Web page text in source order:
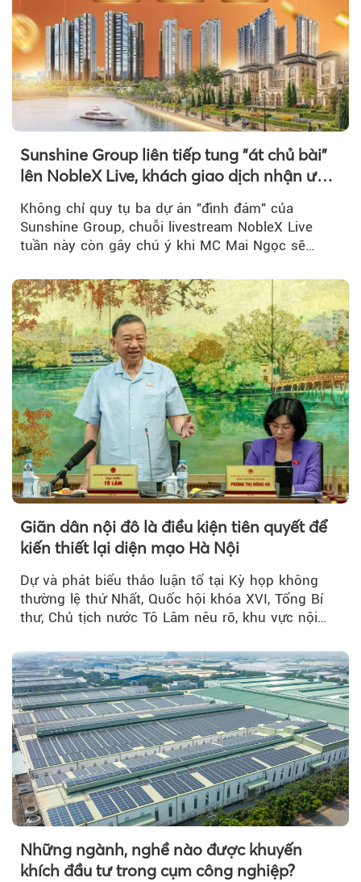
Sunshine Group liên tiếp tung "át chủ bài"
lên NobleX Live, khách giao dịch nhận ưu
Không chỉ quy tụ ba dự án "đình đám" của
Sunshine Group, chuỗi livestream NobleX Live
tuần này còn gây chú ý khi MC Mai Ngọc sẽ
Giãn dân nội đô là điều kiện tiên quyết để
kiến thiết lại diện mạo Hà Nội
Dự và phát biểu thảo luận tổ tại Kỳ họp không
thường lệ thứ Nhất, Quốc hội khóa XVI, Tổng Bí
thư, Chủ tịch nước Tô Lâm nêu rõ, khu vực nội
Những ngành, nghề nào được khuyến
khích đầu tư trong cụm công nghiệp?